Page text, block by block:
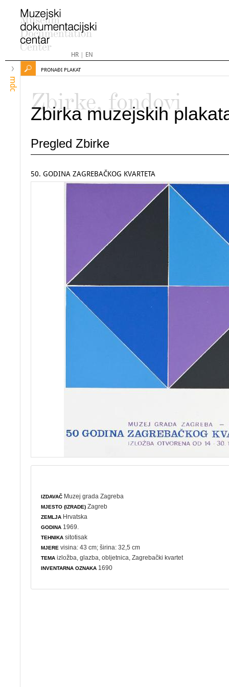
HR| EN
mdc
PRONAĐI PLAKAT
Zbirke, fondovi
Zbirka muzejskih
Pregled Zbirke
50. GODINA ZAGREBAČKOG KVARTETA
IZDAVAČ Muzej grada Zagreba
MJESTO (IZRADE) Zagreb
ZEMLJA Hrvatska
GODINA 1969.
TEHNIKA sitotisak
MJERE visina: 43 cm; širina: 32,5 cm
TEMA izložba ,glazba ,obljetnica , Zagrebački kvartet
INVENTARNA OZNAKA 1690